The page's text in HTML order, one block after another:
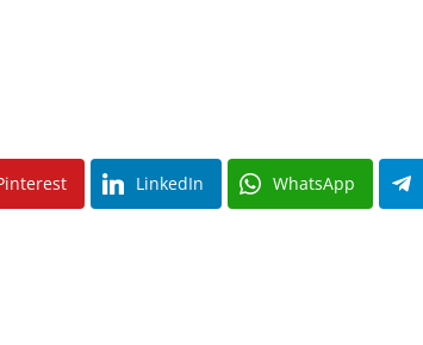
LinkedIn WhatsApp